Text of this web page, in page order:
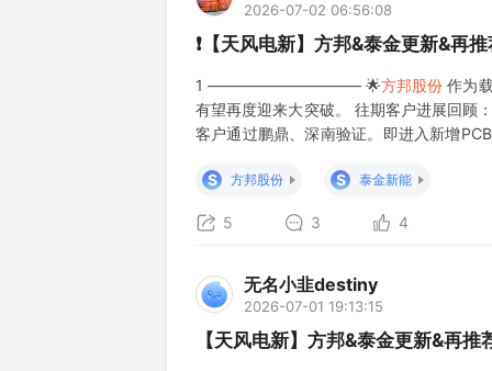
2026-07-02 06:56:08
❗【天风电新】方邦&泰金更新&再
1 —————————— 🌟方邦股份 作为
有望再度迎来大突破。 往期客户进展回顾
客户通过鹏鼎、深南验证。即进入新增
S
方邦股份 S 泰金新能
5 3 4
无名小韭destiny
2026-07-01 19:13:15
【天风电新】方邦&泰金更新&再